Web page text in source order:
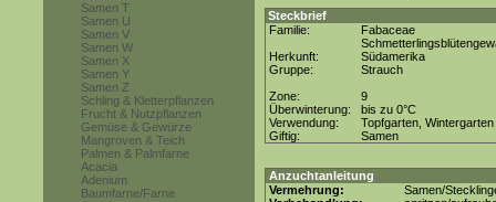
Samen T
Samen U
Samen V
Samen W
Samen X
Samen Y
Samen Z
Schling & Kletterpflanzen
Frucht & Nutzpflanzen
Gemüse & Gewürze
Mangroven & Teich
Palmen & Palmfarne
Acacia
Adenium
Baumfarne/Farne
Steckbrief
Familie:
Fabaceae
Herkunft:
Südamerika
Gruppe:
Strauch
Zone:
9
Überwinterung:
bis zu 0°C
Verwendung:
Topfgarten, Wintergarten
Giftig:
Samen
Anzuchtanleitung
Vermehrung:
Samen/